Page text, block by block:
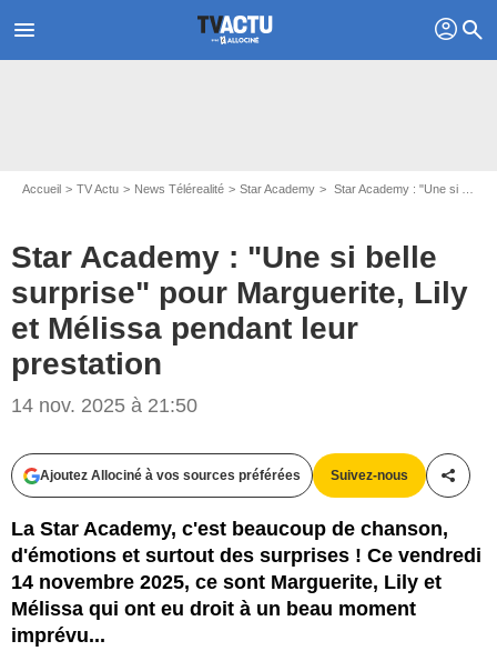
menu profil search
Accueil TV Actu News Télérealité Star Academy Star Academy : "Une si belle surprise" pour Marguerite, Lily et Mélissa pendant leur prestation
Star Academy : "Une si belle
surprise" pour Marguerite, Lily
et Mélissa pendant leur
prestation
14 nov. 2025 à 21:50
Ajoutez Allociné à vos sources préférées Suivez-nous
La Star Academy, c'est beaucoup de chanson,
d'émotions et surtout des surprises ! Ce vendredi
14 novembre 2025, ce sont Marguerite, Lily et
Mélissa qui ont eu droit à un beau moment
imprévu...